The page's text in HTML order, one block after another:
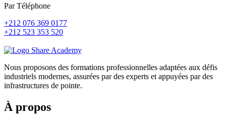
Par Téléphone
+212 076 369 0177
+212 523 353 520
Nous proposons des formations professionnelles adaptées aux défis
industriels modernes, assurées par des experts et appuyées par des
infrastructures de pointe.
À propos